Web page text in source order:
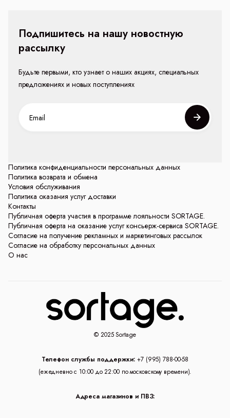
Политика конфиденциальности персональных данных
Политика возврата и обмена
Условия обслуживания
Политика оказания услуг доставки
Контакты
Публичная оферта участия в программе лояльности SORTAGE.
Публичная оферта на оказание услуг консьерж-сервиса SORTAGE.
Согласие на получение рекламных и маркетинговых рассылок
Согласие на обработку персональных данных
О нас
Подпишитесь на нашу новостную
рассылку
Будьте первыми, кто узнает о наших акциях, специальных
предложениях и новых поступлениях
© 2025 Sortage
Телефон службы поддержки: +7 (995) 788-00-58
(ежедневно с 10:00 до 22:00 по московскому времени).
Адреса магазинов и ПВЗ: